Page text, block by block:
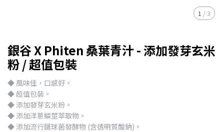
1 /3
銀谷 X Phiten 桑葉青汁 - 添加發芽玄米
粉 / 超值包裝
◆ 風味佳，口感好。
◆ 超值包裝。
◆ 添加發芽玄米粉。
◆ 添加洋蔥鱗莖萃取物。
◆ 添加流行鏈球菌發酵物 (含透明質酸鈉)。